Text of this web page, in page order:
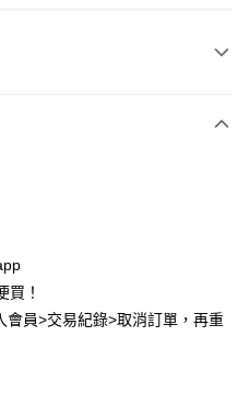
買！
員>交易紀錄>取消訂單，再重